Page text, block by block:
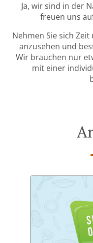
Ja, wir sind in der
freuen uns
Nehmen Sie sich
anzusehen und
Wir brauchen nur
mit einer